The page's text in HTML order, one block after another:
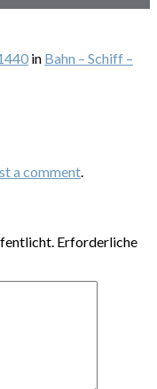
in Bahn – Schiff –
a comment.
Erforderliche